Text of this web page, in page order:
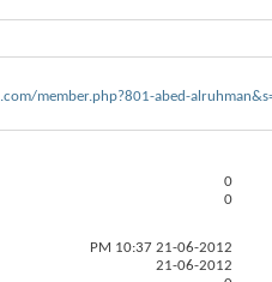
member.php?801-abed-
0
0
21-06-2012
10:37 PM
21-06-2012